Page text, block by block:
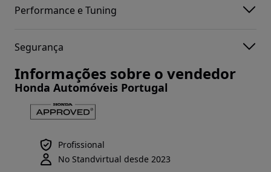
Performance e Tuning
Segurança
Informações sobre o vendedor
Honda Automóveis Portugal
Profissional
No Standvirtual desde 2023